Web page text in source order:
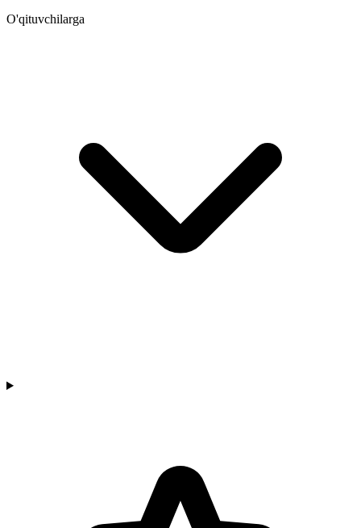
O'qituvchilarga